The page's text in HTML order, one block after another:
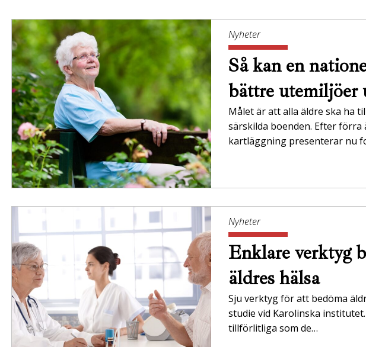
Nyheter
Så kan en
bättre utemiljöer
Målet är att alla äldre ska ha
särskilda boenden. Efter förra
kartläggning presenterar nu
Nyheter
Enklare verktyg
äldres hälsa
Sju verktyg för att bedöma
studie vid Karolinska
tillförlitliga som de…